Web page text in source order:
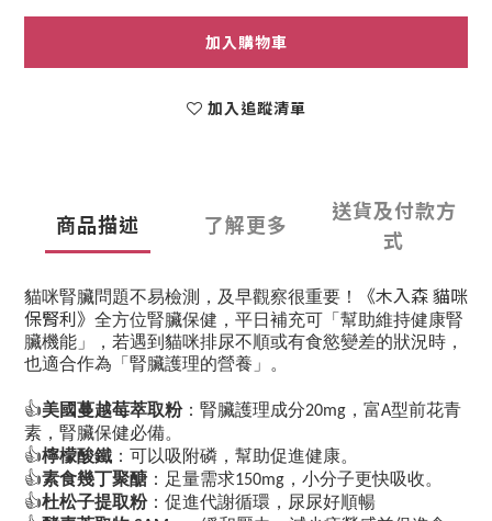
加入購物車
加入追蹤清單
商品描述 了解更多
送貨及付款方
式
貓咪腎臟問題不易檢測，及早觀察很重要！ 《木入森貓咪
保腎利》 全方位腎臟保健，平日補充可「幫助維持健康腎
臟機能」，若遇到貓咪排尿不順或有食慾變差的狀況時，
也適合作為「腎臟護理的營養」。
👍美國蔓越莓萃取粉：腎臟護理成分20mg ，富A型前花青
素，腎臟保健必備。
👍檸檬酸鐵 ：可以吸附磷，幫助促進健康。
👍素食幾丁聚醣：足量需求150mg ，小分子更快吸收。
👍杜松子提取粉：促進代謝循環，尿尿好順暢